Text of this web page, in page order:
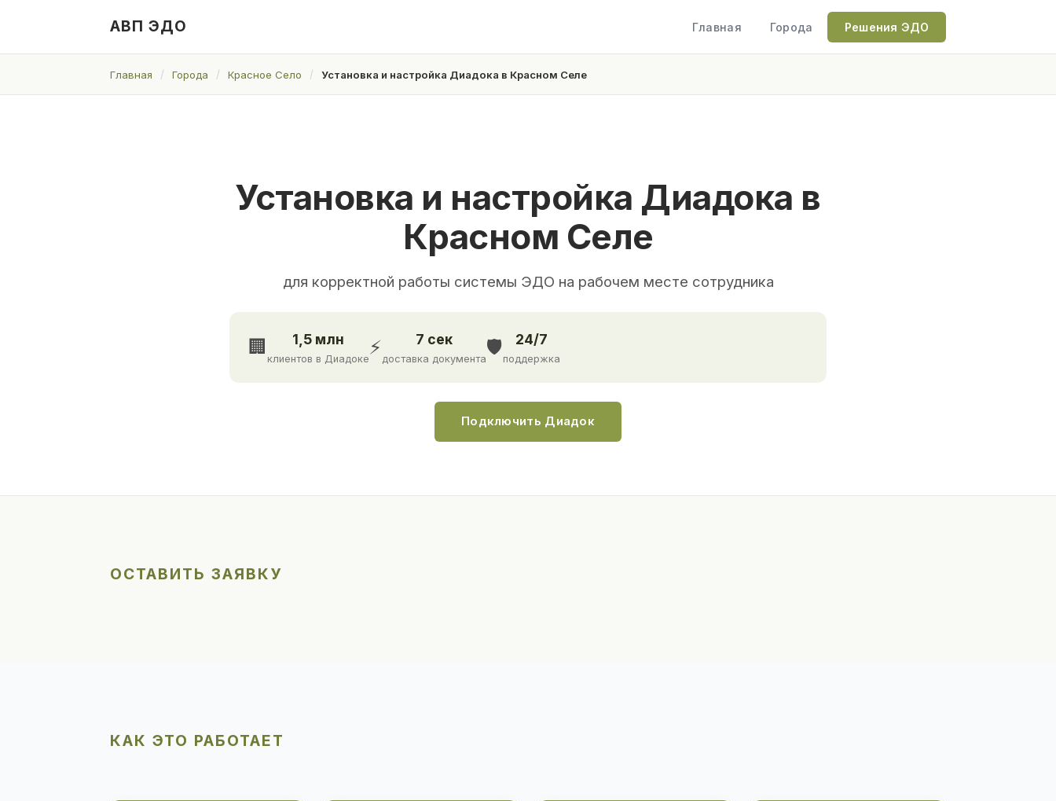
АВП ЭДО Главная Города Решения ЭДО
Главная Города Красное Село Установка и настройка Диадока в Красном Селе
Установка и настройка Диадока в
Красном Селе
для корректной работы системы ЭДО на рабочем месте сотрудника
🏢 1,5 млн
клиентов в Диадоке
⚡ 7 сек
доставка документа
🛡️ 24/7
поддержка
Подключить Диадок
ОСТАВИТЬ ЗАЯВКУ
КАК ЭТО РАБОТАЕТ